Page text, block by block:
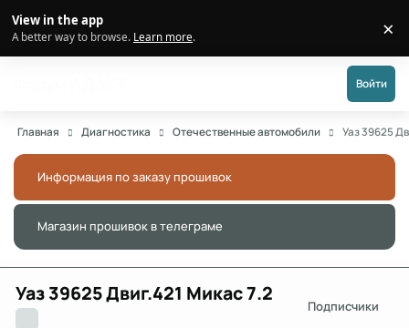
View in the app
A better way to browse. Learn more. ×
Войти
Главная Диагностика Отечественные автомобили Уаз 39625
Информация по заказу прошивок
Магазин прошивок в телеграме
Уаз 39625 Двиг.421 Микас 7.2
Подписчики